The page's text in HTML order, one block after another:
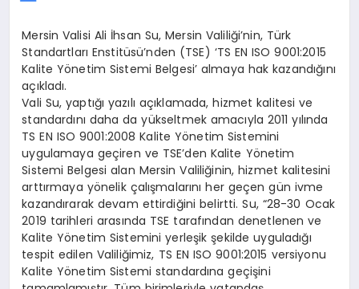
Mersin Valisi Ali İhsan Su, Mersin Valiliği’nin, Türk
Standartları Enstitüsü’nden (TSE) ‘TS EN ISO 9001:2015
Kalite Yönetim Sistemi Belgesi’ almaya hak kazandığını
açıkladı.
Vali Su, yaptığı yazılı açıklamada, hizmet kalitesi ve
standardını daha da yükseltmek amacıyla 2011 yılında
TS EN ISO 9001:2008 Kalite Yönetim Sistemini
uygulamaya geçiren ve TSE’den Kalite Yönetim
Sistemi Belgesi alan Mersin Valiliğinin, hizmet kalitesini
arttırmaya yönelik çalışmalarını her geçen gün ivme
kazandırarak devam ettirdiğini belirtti. Su, “28-30 Ocak
2019 tarihleri arasında TSE tarafından denetlenen ve
Kalite Yönetim Sistemini yerleşik şekilde uyguladığı
tespit edilen Valiliğimiz, TS EN ISO 9001:2015 versiyonu
Kalite Yönetim Sistemi standardına geçişini